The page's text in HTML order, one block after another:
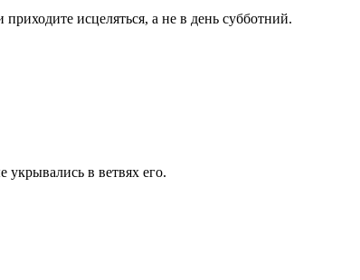
исцеляться, а не в день субботний.
в ветвях его.